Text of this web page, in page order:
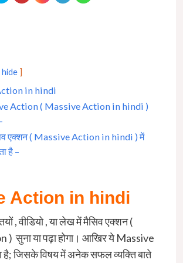
hide
in hindi
Action ( Massive Action in hindi )
एक्शन ( Massive Action in hindi ) में
है –
Action in hindi
, वीडियो , या लेख में मैसिव एक्शन (
) सुना या पढ़ा होगा। आखिर ये Massive
है; जिसके विषय में अनेक सफल व्यक्ति बाते